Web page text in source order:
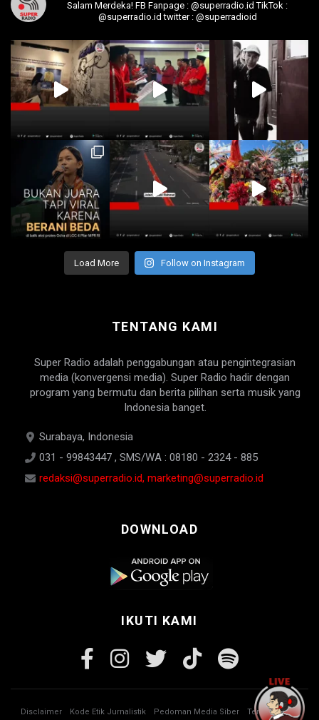
Salam Merdeka! FB Fanpage : @superradio.id TikTok :
@superradio.id twitter : @superradioid
Load More Follow on Instagram
TENTANG KAMI
Super Radio adalah penggabungan atau pengintegrasian
media (konvergensi media). Super Radio hadir dengan
program yang bermutu dan berita pilihan serta musik yang
Indonesia banget.
Surabaya, Indonesia
031 - 99843447 , SMS/WA : 08180 - 2324 - 885
redaksi@superradio.id, marketing@superradio.id
DOWNLOAD
IKUTI KAMI
Disclaimer Kode Etik Jurnalistik Pedoman Media Siber Tentang Kami